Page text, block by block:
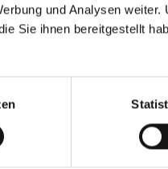
und Analysen
Sie ihnen bereitgestellt